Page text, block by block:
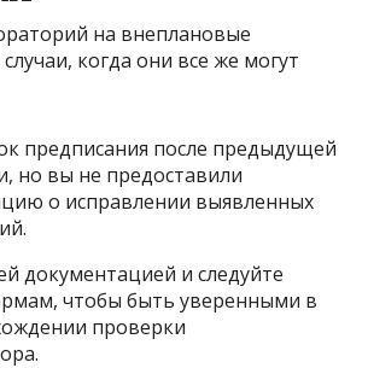
на внеплановые
когда они все же могут
предписания после предыдущей
но вы не предоставили
о исправлении выявленных
документацией и следуйте
чтобы быть уверенными в
проверки